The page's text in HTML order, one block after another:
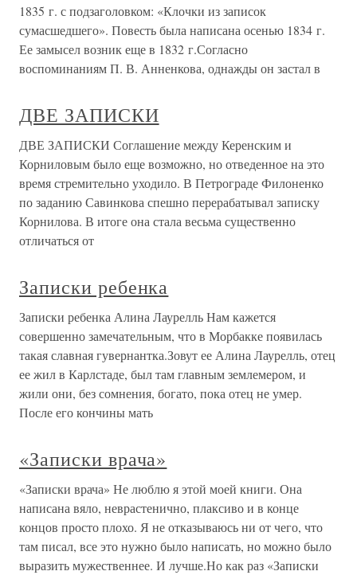
1835 г. с подзаголовком: «Клочки из записок
сумасшедшего». Повесть была написана осенью 1834 г.
Ее замысел возник еще в 1832 г.Согласно
воспоминаниям П. В. Анненкова, однажды он застал в
ДВЕ ЗАПИСКИ
ДВЕ ЗАПИСКИ Соглашение между Керенским и
Корниловым было еще возможно, но отведенное на это
время стремительно уходило. В Петрограде Филоненко
по заданию Савинкова спешно перерабатывал записку
Корнилова. В итоге она стала весьма существенно
отличаться от
Записки ребенка
Записки ребенка Алина Лаурелль Нам кажется
совершенно замечательным, что в Морбакке появилась
такая славная гувернантка.Зовут ее Алина Лаурелль, отец
ее жил в Карлстаде, был там главным землемером, и
жили они, без сомнения, богато, пока отец не умер.
После его кончины мать
«Записки врача»
«Записки врача» Не люблю я этой моей книги. Она
написана вяло, неврастенично, плаксиво и в конце
концов просто плохо. Я не отказываюсь ни от чего, что
там писал, все это нужно было написать, но можно было
выразить мужественнее. И лучше.Но как раз «Записки